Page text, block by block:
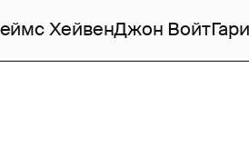
ХейвенДжон Войт